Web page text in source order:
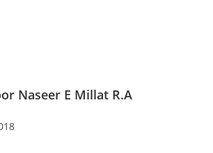
Naseer E Millat R.A